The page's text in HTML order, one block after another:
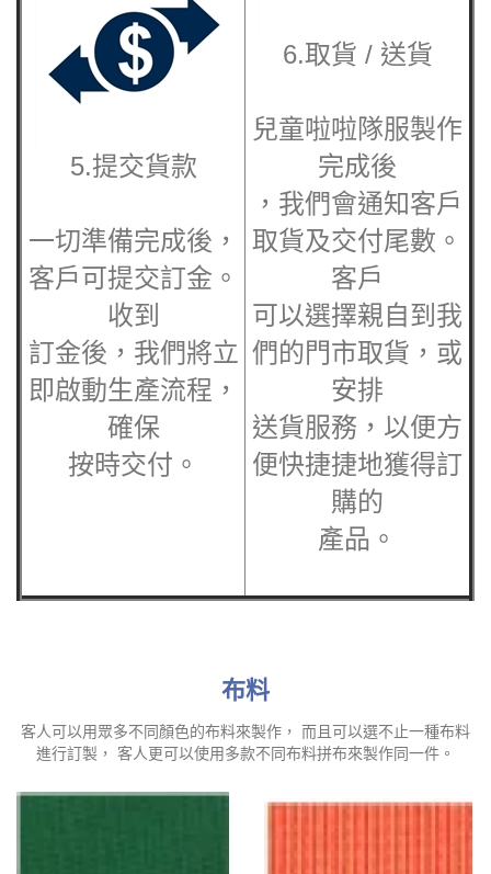
5.提交貨款
一切準備完成後，
客戶可提交訂金。
收到
訂金後，我們將立
即啟動生產流程，
確保
按時交付。
6.取貨 / 送貨
兒童啦啦隊服製作
完成後
，我們會通知客戶
取貨及交付尾數。
客戶
可以選擇親自到我
們的門市取貨，或
安排
送貨服務，以便方
便快捷捷地獲得訂
購的
產品。
布料
客人可以用眾多不同顏色的布料來製作， 而且可以選不止一種布料
進行訂製， 客人更可以使用多款不同布料拼布來製作同一件。